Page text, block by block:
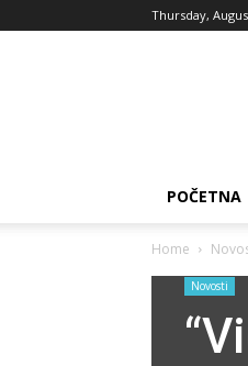
Thursday,
POČETNA
Home
Novosti